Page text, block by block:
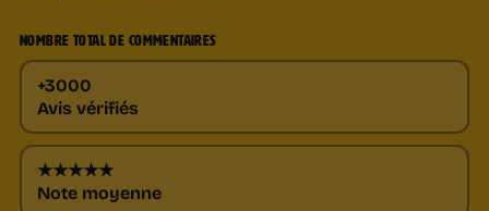
NOMBRE TOTAL DE COMMENTAIRES
+3000
Avis vérifiés
★★★★★
Note moyenne